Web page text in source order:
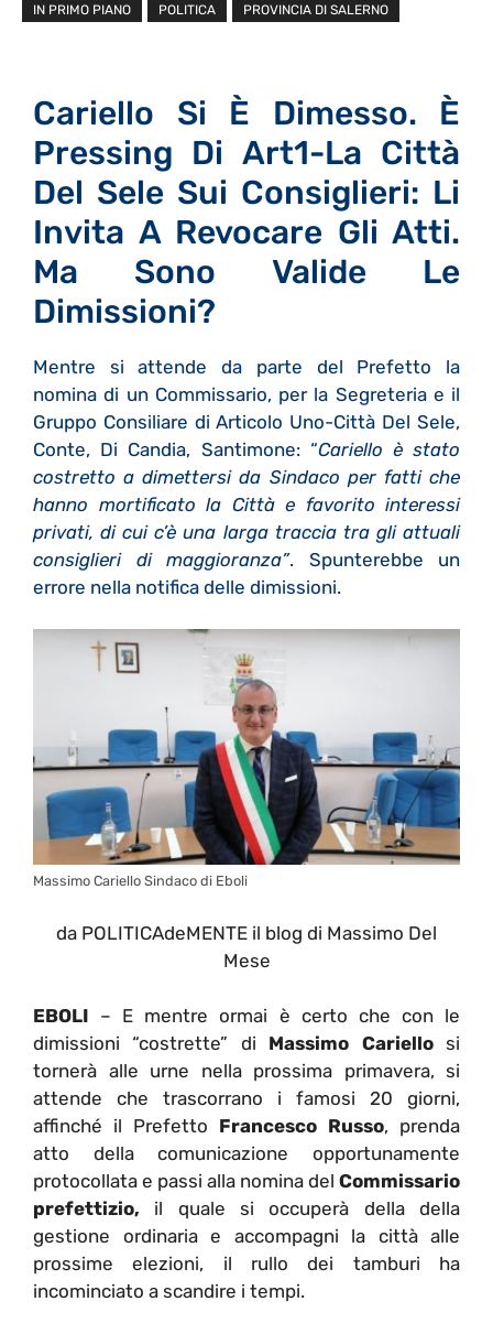
IN PRIMO PIANO
POLITICA PROVINCIA DI SALERNO
Cariello Si È Dimesso. È
Pressing Di Art1-La Città
Del Sele Sui Consiglieri: Li
Invita A Revocare Gli Atti.
Ma Sono Valide Le
Dimissioni?
Mentre si attende da parte del Prefetto la
nomina di un Commissario, per la Segreteria e il
Gruppo Consiliare di Articolo Uno-Città Del Sele,
Conte, Di Candia, Santimone: “Cariello è stato
costretto a dimettersi da Sindaco per fatti che
hanno mortificato la Città e favorito interessi
privati, di cui c’è una larga traccia tra gli attuali
consiglieri di maggioranza”. Spunterebbe un
errore nella notifica delle dimissioni.
Massimo Cariello Sindaco di Eboli
da POLITICAdeMENTE il blog di Massimo Del
Mese
EBOLI – E mentre ormai è certo che con le
dimissioni “costrette” di Massimo Cariellosi
tornerà alle urne nella prossima primavera, si
attende che trascorrano i famosi 20 giorni,
affinché il Prefetto Francesco Russo, prenda
atto della comunicazione opportunamente
protocollata e passi alla nomina del Commissario
prefettizio, il quale si occuperà della della
gestione ordinaria e accompagni la città alle
prossime elezioni, il rullo dei tamburi ha
incominciato a scandire i tempi.